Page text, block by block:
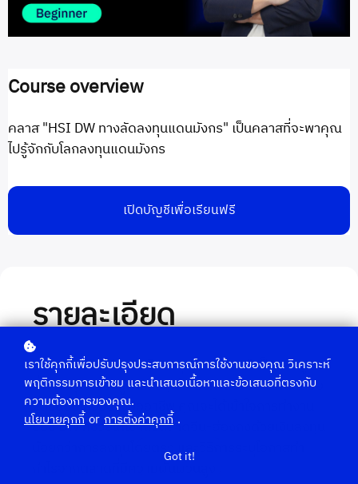
Course overview
คลาส "HSI DW ทางลัดลงทุนแดนมังกร" เป็นคลาสที่จะพาคุณ
ไปรู้จักกับโลกลงทุนแดนมังกร
เปิดบัญชีเพื่อเรียนฟรี
รายละเอียด
คลาส "HSI DW ทางลัดลงทุนแดนมังกร" เป็นหลักสูตร
ที่จะพาคุณเรียนรู้การลงทุนใน Derivative Warrant ขอ
งดัชนีฮั่งเส็งอย่างมืออาชีพ คุณจะได้เข้าใจการทำงาน
ของ DW ที่ช่วยให้เข้าถึงตลาดจีน-ฮ่องกงด้วยเงินลงทุน
น้อยกว่าการลงทุนโดยตรง และวิธีการระบุโอกาสทำ
เราใช้คุกกี้เพื่อปรับปรุงประสบการณ์การใช้งานของคุณ วิเคราะห์
พฤติกรรมการเข้าชม และนำเสนอเนื้อหาและข้อเสนอที่ตรงกับ
ความต้องการของคุณ.
นโยบายคุกกี้ or การตั้งค่าคุกกี้ .
Got it!